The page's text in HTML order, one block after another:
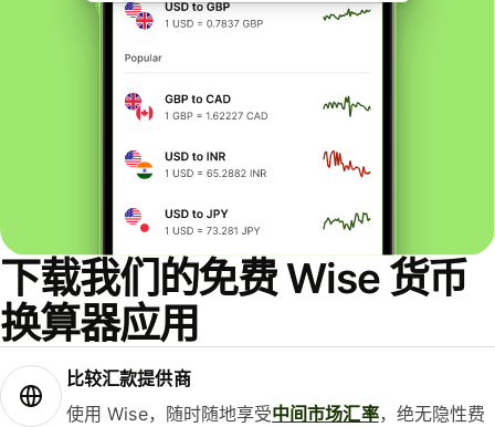
下载我们的免费 Wise 货币
换算器应用
比较汇款提供商
使用 Wise，随时随地享受中间市场汇率，绝无隐性费